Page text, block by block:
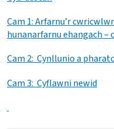
Cam 1: Arfarnu’r
hunanarfarnu ehangach –
Cam 2: Cynllunio a
Cam 3: Cyflawni newid